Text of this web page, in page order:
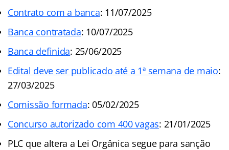
Contrato com a banca: 11/07/2025
Banca contratada: 10/07/2025
Banca definida: 25/06/2025
Edital deve ser publicado até a 1ª semana de maio:
27/03/2025
Comissão formada: 05/02/2025
Concurso autorizado com 400 vagas: 21/01/2025
PLC que altera a Lei Orgânica segue para sanção